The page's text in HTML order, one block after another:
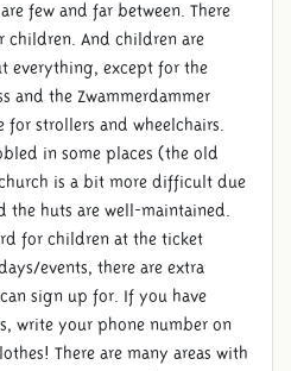
few and far between. There
children. And children are
everything, except for the
and the Zwammerdammer
for strollers and wheelchairs.
in some places (the old
is a bit more difficult due
the huts are well-maintained.
for children at the ticket
events, there are extra
sign up for. If you have
write your phone number on
There are many areas with